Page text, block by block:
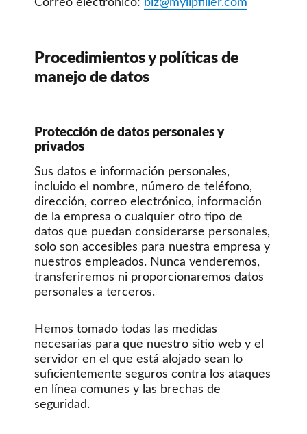
Correo electrónico: biz@mylipfiller.com
Procedimientos y políticas de
manejo de datos
Protección de datos personales y
privados
Sus datos e información personales,
incluido el nombre, número de teléfono,
dirección, correo electrónico, información
de la empresa o cualquier otro tipo de
datos que puedan considerarse personales,
solo son accesibles para nuestra empresa y
nuestros empleados. Nunca venderemos,
transferiremos ni proporcionaremos datos
personales a terceros.
Hemos tomado todas las medidas
necesarias para que nuestro sitio web y el
servidor en el que está alojado sean lo
suficientemente seguros contra los ataques
en línea comunes y las brechas de
seguridad.